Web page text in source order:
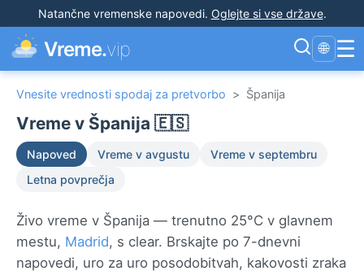
Natančne vremenske napovedi. Oglejte si vse države.
Vreme.vip 🌐 ☰
Vnesite vrednosti spodaj za pretvorbo > Španija
Vreme v Španija 🇪🇸
Napoved Vreme v avgustu
Vreme v septembru
Letna povprečja
Živo vreme v Španija — trenutno 25°C v glavnem
mestu, Madrid, s clear. Brskajte po 7-dnevni
napovedi, uro za uro posodobitvah, kakovosti zraka